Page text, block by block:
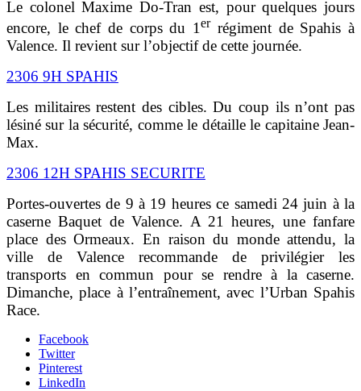
Le colonel Maxime Do-Tran est, pour quelques jours
encore, le chef de corps du 1errégiment de Spahis à
Valence. Il revient sur l’objectif de cette journée.
2306 9H SPAHIS
Les militaires restent des cibles. Du coup ils n’ont pas
lésiné sur la sécurité, comme le détaille le capitaine Jean-
Max.
2306 12H SPAHIS SECURITE
Portes-ouvertes de 9 à 19 heures ce samedi 24 juin à la
caserne Baquet de Valence. A 21 heures, une fanfare
place des Ormeaux. En raison du monde attendu, la
ville de Valence recommande de privilégier les
transports en commun pour se rendre à la caserne.
Dimanche, place à l’entraînement, avec l’Urban Spahis
Race.
Facebook
Twitter
Pinterest
LinkedIn